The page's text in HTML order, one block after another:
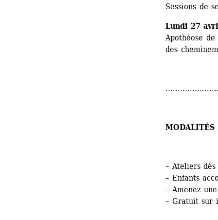
Sessions de
Lundi 27
Apothéose
des
MODALITÉS
– Ateliers dès
– Enfants
– Amenez
– Gratuit sur